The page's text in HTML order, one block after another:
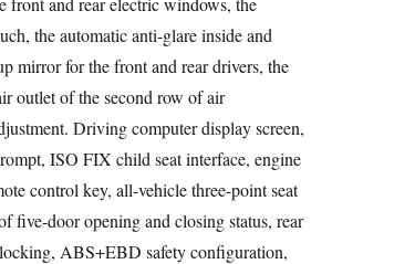
the automatic anti-glare inside and
mirror for the front and rear drivers, the
outlet of the second row of air
Driving computer display screen,
ISO FIX child seat interface, engine
control key, all-vehicle three-point seat
five-door opening and closing status, rear
ABS+EBD safety configuration,